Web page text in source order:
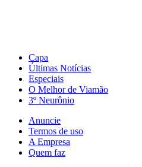
Capa
Últimas Notícias
Especiais
O Melhor de Viamão
3º Neurônio
Anuncie
Termos de uso
A Empresa
Quem faz